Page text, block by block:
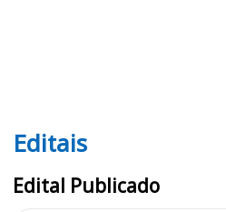
Editais FAMESP SP
Editais
Edital Publicado